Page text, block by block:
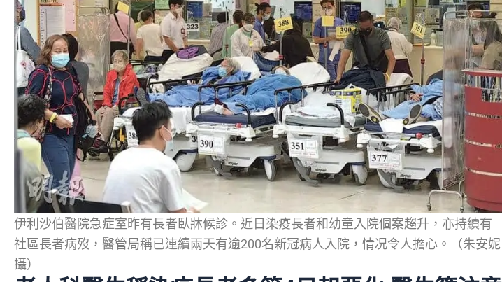
伊利沙伯醫院急症室昨有長者臥牀候診。近日染疫長者和幼童入院個案趨升，亦持續有
社區長者病歿，醫管局稱已連續兩天有逾200名新冠病人入院，情况令人擔心。（朱安妮
攝）